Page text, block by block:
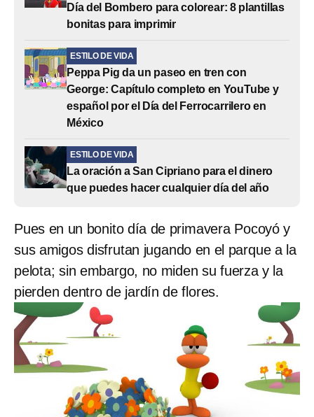
Día del Bombero para colorear: 8 plantillas
bonitas para imprimir
ESTILO DE VIDA
Peppa Pig da un paseo en tren con
George: Capítulo completo en YouTube y
español por el Día del Ferrocarrilero en
México
ESTILO DE VIDA
La oración a San Cipriano para el dinero
que puedes hacer cualquier día del año
Pues en un bonito día de primavera Pocoyó y
sus amigos disfrutan jugando en el parque a la
pelota; sin embargo, no miden su fuerza y la
pierden dentro de jardín de flores.